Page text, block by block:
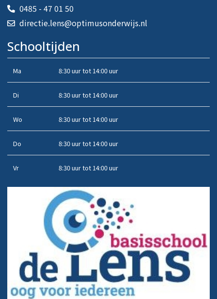
0485 - 47 01 50
directie.lens@optimusonderwijs.nl
Schooltijden
Ma 8:30 uur tot 14:00 uur
Di 8:30 uur tot 14:00 uur
Wo 8:30 uur tot 14:00 uur
Do 8:30 uur tot 14:00 uur
Vr 8:30 uur tot 14:00 uur